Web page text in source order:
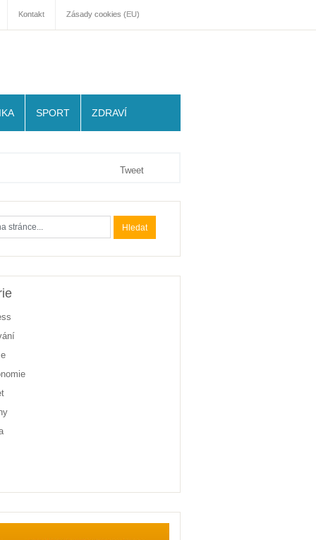
Kontakt Zásady cookies (EU)
SPORT ZDRAVÍ
Tweet